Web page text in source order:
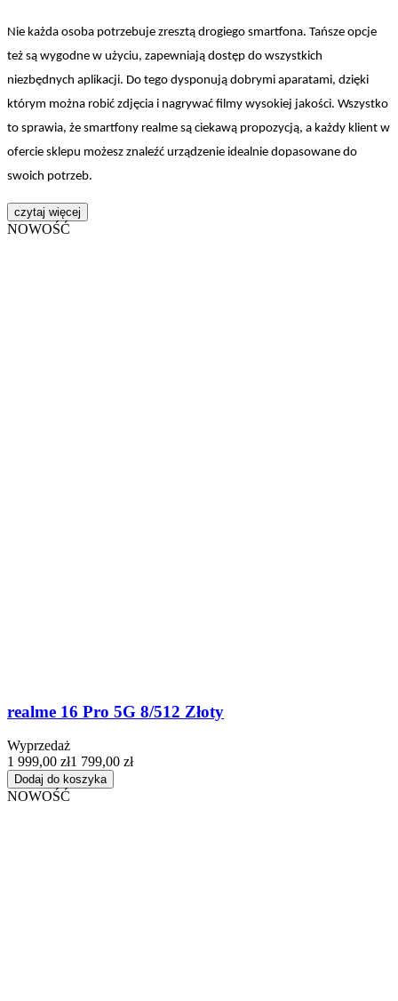
Nie każda osoba potrzebuje zresztą drogiego smartfona. Tańsze opcje
też są wygodne w użyciu, zapewniają dostęp do wszystkich
niezbędnych aplikacji. Do tego dysponują dobrymi aparatami, dzięki
którym można robić zdjęcia i nagrywać filmy wysokiej jakości. Wszystko
to sprawia, że smartfony realme są ciekawą propozycją, a każdy klient w
ofercie sklepu możesz znaleźć urządzenie idealnie dopasowane do
swoich potrzeb.
czytaj więcej
NOWOŚĆ
realme 16 Pro 5G 8/512 Złoty
Wyprzedaż
1 999,00 zł1 799,00 zł
Dodaj do koszyka
NOWOŚĆ